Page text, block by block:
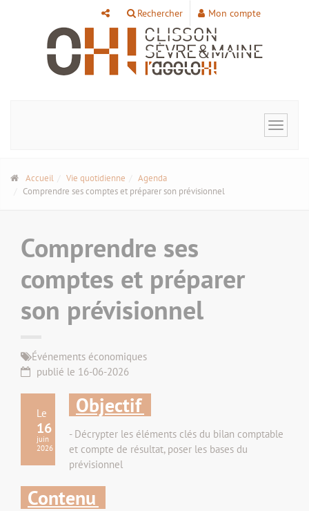
Rechercher Mon compte
Toggle
Accueil Vie quotidienne
Agenda
Comprendre ses comptes et préparer son prévisionnel
Comprendre ses
comptes et préparer
son prévisionnel
Événements économiques
publié le 16-06-2026
Le
16
juin
2026
Objectif
- Décrypter les éléments clés du bilan comptable
et compte de résultat, poser les bases du
prévisionnel
Contenu
Panneau de gestion des cookies